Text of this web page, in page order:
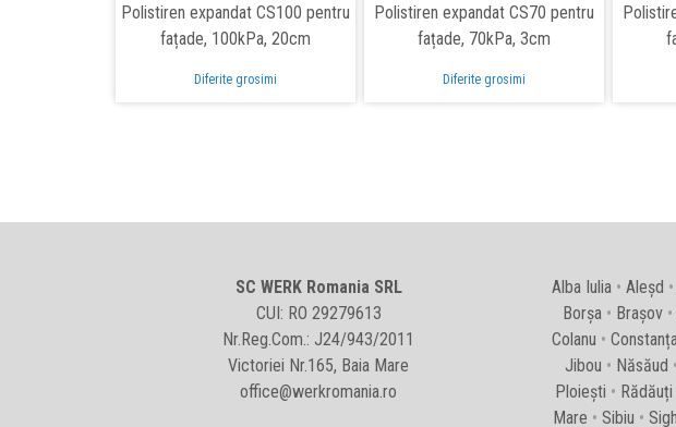
Polistiren expandat CS100 pentru
fațade, 100kPa, 20cm
Diferite grosimi
Polistiren expandat CS70 pentru
fațade, 70kPa, 3cm
Diferite grosimi
SC WERK Romania SRL
CUI: RO 29279613
Nr.Reg.Com.: J24/943/2011
Victoriei Nr.165, Baia Mare
office@werkromania.ro
Alba Iulia• Aleșd •
Borșa• Brașov•
Colanu •
Jibou • Năsăud •
Ploiești • Rădăuți
Mare • Sibiu •